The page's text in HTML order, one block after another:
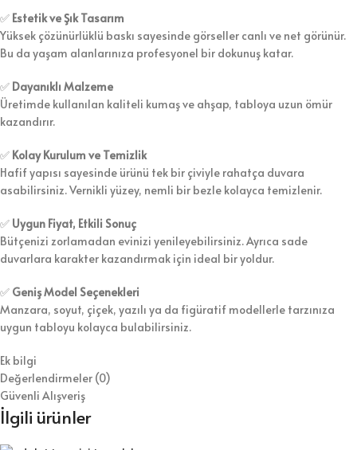
✅ Estetik ve Şık Tasarım
Yüksek çözünürlüklü baskı sayesinde görseller canlı ve net görünür.
Bu da yaşam alanlarınıza profesyonel bir dokunuş katar.
✅ Dayanıklı Malzeme
Üretimde kullanılan kaliteli kumaş ve ahşap, tabloya uzun ömür
kazandırır.
✅ Kolay Kurulum ve Temizlik
Hafif yapısı sayesinde ürünü tek bir çiviyle rahatça duvara
asabilirsiniz. Vernikli yüzey, nemli bir bezle kolayca temizlenir.
✅ Uygun Fiyat, Etkili Sonuç
Bütçenizi zorlamadan evinizi yenileyebilirsiniz. Ayrıca sade
duvarlara karakter kazandırmak için ideal bir yoldur.
✅ Geniş Model Seçenekleri
Manzara, soyut, çiçek, yazılı ya da figüratif modellerle tarzınıza
uygun tabloyu kolayca bulabilirsiniz.
Ek bilgi
Değerlendirmeler (0)
Güvenli Alışveriş
İlgili ürünler